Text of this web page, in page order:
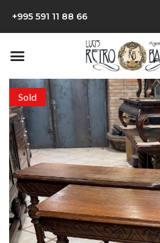
+995 591 11 88 66
Sold